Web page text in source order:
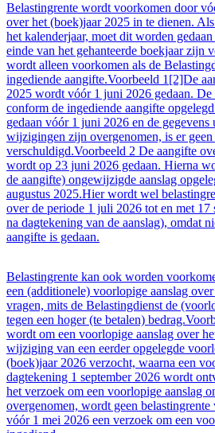
Belastingrente wordt voorkomen door
over het (boek)jaar 2025 in te dienen.
het kalenderjaar, moet dit worden
einde van het gehanteerde boekjaar zijn
wordt alleen voorkomen als de
ingediende aangifte.Voorbeeld 1[2]De
2025 wordt vóór 1 juni 2026 gedaan.
conform de ingediende aangifte
gedaan vóór 1 juni 2026 en de gegevens
wijzigingen zijn overgenomen, is er geen
verschuldigd.Voorbeeld 2 De aangifte
wordt op 23 juni 2026 gedaan. Hierna
de aangifte) ongewijzigde aanslag
augustus 2025.Hier wordt wel
over de periode 1 juli 2026 tot en met 17
na dagtekening van de aanslag), omdat
aangifte is gedaan.
Belastingrente kan ook worden
een (additionele) voorlopige aanslag
vragen, mits de Belastingdienst de
tegen een hoger (te betalen)
wordt om een voorlopige aanslag over
wijziging van een eerder opgelegde
(boek)jaar 2026 verzocht, waarna een
dagtekening 1 september 2026 wordt
het verzoek om een voorlopige aanslag
overgenomen, wordt geen
vóór 1 mei 2026 een verzoek om een